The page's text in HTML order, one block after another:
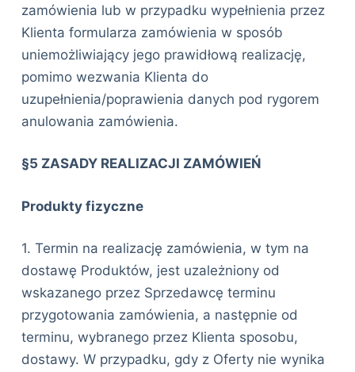
zamówienia lub w przypadku wypełnienia przez
Klienta formularza zamówienia w sposób
uniemożliwiający jego prawidłową realizację,
pomimo wezwania Klienta do
uzupełnienia/poprawienia danych pod rygorem
anulowania zamówienia.
§5 ZASADY REALIZACJI ZAMÓWIEŃ
Produkty fizyczne
1. Termin na realizację zamówienia, w tym na
dostawę Produktów, jest uzależniony od
wskazanego przez Sprzedawcę terminu
przygotowania zamówienia, a następnie od
terminu, wybranego przez Klienta sposobu,
dostawy. W przypadku, gdy z Oferty nie wynika